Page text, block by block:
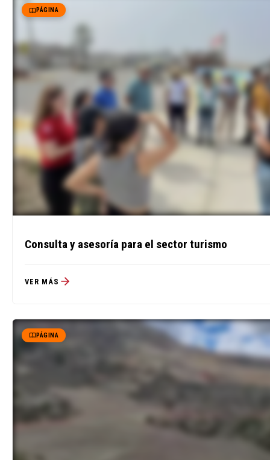
PÁGINA
Consulta y asesoría para el sector turismo
VER MÁS
PÁGINA